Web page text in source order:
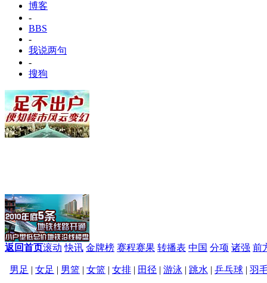
博客
-
BBS
-
我说两句
-
搜狗
返回首页滚动 快讯 金牌榜 赛程赛果 转播表 中国 分项 诸强 前
男足 | 女足 | 男篮 | 女篮 | 女排 | 田径 | 游泳 | 跳水 | 乒乓球 | 羽